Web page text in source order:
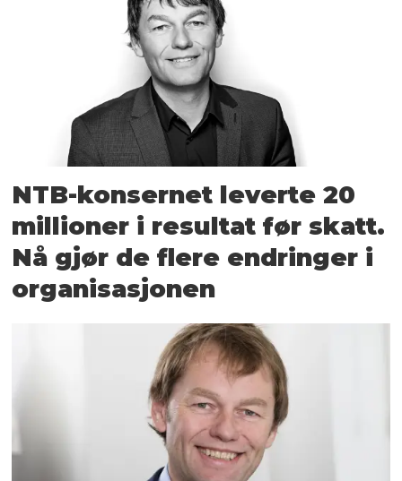
NTB-konsernet leverte 20
millioner i resultat før skatt.
Nå gjør de flere endringer i
organisasjonen